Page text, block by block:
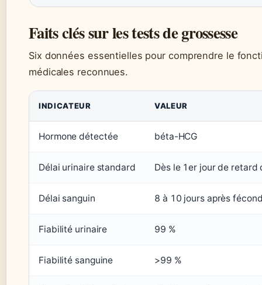
Faits clés sur les tests de grossesse
Six données essentielles pour comprendre le
médicales reconnues.
INDICATEUR VALEUR
Hormone détectée béta-HCG
Délai urinaire standard Dès le 1er jour de retard
Délai sanguin 8 à 10 jours après
Fiabilité urinaire 99 %
Fiabilité sanguine >99 %